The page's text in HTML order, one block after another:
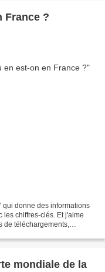
France ?
qui donne des informations
les chiffres-clés. Et j'aime
de téléchargements,
mondiale de la